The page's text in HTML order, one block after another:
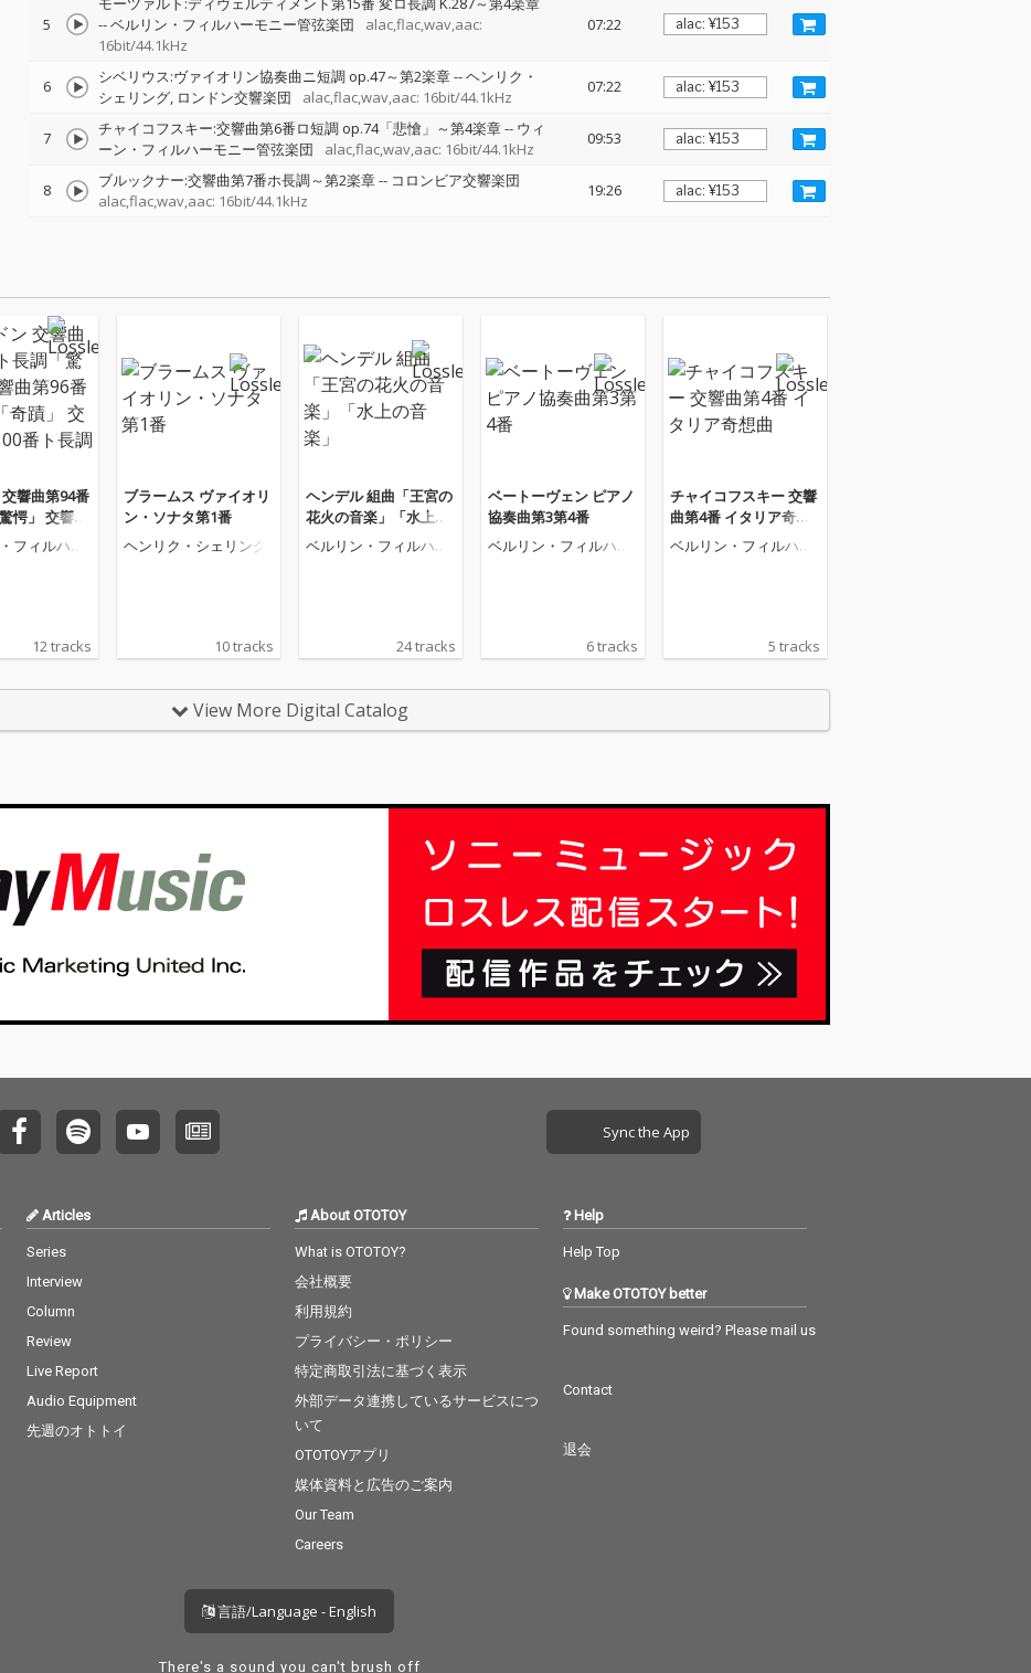
5
--ベルリン・フィルハーモニー管弦楽団
alac,flac,wav,aac:
16bit/44.1kHz
07:22
6 シベリウス:ヴァイオリン協奏曲ニ短調 op.47～第2楽章--ヘンリク・
シェリング ロンドン交響楽団 alac,flac,wav,aac: 16bit/44.1kHz
07:22
7 チャイコフスキー:交響曲第6番ロ短調 op.74「悲愴」～第4楽章-- ウィ
ーン・フィルハーモニー管弦楽団
alac,flac,wav,aac: 16bit/44.1kHz
09:53
8 ブルックナー:交響曲第7番ホ長調～第2楽章-- コロンビア交響楽団
alac,flac,wav,aac: 16bit/44.1kHz
19:26
響曲第94番
愕」 交響曲
調「奇蹟」
番ト長調
フィルハー
12 tracks
ブラームス ヴァイオリ
ン・ソナタ第1番
ヘンリク・シェリング
10 tracks
ヘンデル 組曲「王宮の
花火の音楽」「水上の
音楽」
ベルリン・フィルハー
24 tracks
ベートーヴェン ピアノ
協奏曲第3第4番
ベルリン・フィルハー
6 tracks
チャイコフスキー 交響
曲第4番 イタリア奇想
曲
ベルリン・フィルハー
5 tracks
View More Digital Catalog
Sync the App
Articles
Series
Interview
Column
Review
Live Report
Audio Equipment
先週のオトトイ
About OTOTOY
What is OTOTOY?
会社概要
利用規約
プライバシー・ポリシー
特定商取引法に基づく表示
外部データ連携しているサービスにつ
いて
OTOTOYアプリ
媒体資料と広告のご案内
Our Team
Careers
Help
Help Top
Make OTOTOY better
Found something weird? Please mail us
Contact
退会
言語/Language - English
There's a sound you can't brush off